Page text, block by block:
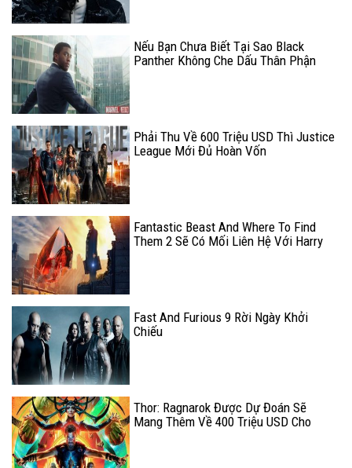
Nếu Bạn Chưa Biết Tại Sao Black
Panther Không Che Dấu Thân Phận
Phải Thu Về 600 Triệu USD Thì Justice
League Mới Đủ Hoàn Vốn
Fantastic Beast And Where To Find
Them 2 Sẽ Có Mối Liên Hệ Với Harry
Fast And Furious 9 Rời Ngày Khởi
Chiếu
Thor: Ragnarok Được Dự Đoán Sẽ
Mang Thêm Về 400 Triệu USD Cho